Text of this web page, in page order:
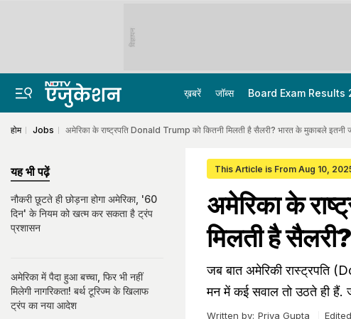
विज्ञापन
ख़बरें जॉब्स Board Exam Results
होम Jobs अमेरिका के राष्ट्रपति Donald Trump को कितनी मिलती है सैलरी? भारत के मुकाबले इतनी
This Article is From Aug 10,
अमेरिका के
मिलती है
जब बात अमेरिकी रास्ट्रपति
मन में कई सवाल तो उठते ही हैं.
Written by: Priya Gupta
यह भी पढ़ें
नौकरी छूटते ही छोड़ना होगा अमेर‍िका, '60
दिन' के नियम को खत्‍म कर सकता है ट्रंप
प्रशासन
अमेरिका में पैदा हुआ बच्चा, फिर भी नहीं
मिलेगी नागरिकता! बर्थ टूरिज्म के खिलाफ
ट्रंप का नया आदेश